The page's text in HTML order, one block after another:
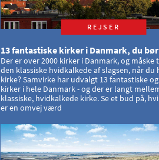
REJSER
13 fantastiske kirker i Danmark, du bør
Der er over 2000 kirker i Danmark, og
den klassiske hvidkalkede af slagsen, når
kirke? Samvirke har udvalgt 13 fantastiske
kirker i hele Danmark - og der er langt
klassiske, hvidkalkede kirke. Se et bud på,
er en omvej værd